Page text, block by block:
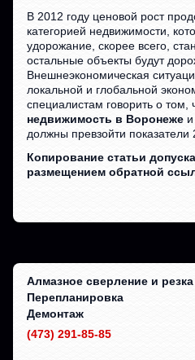
В 2012 году ценовой рост
категорией недвижимости,
удорожание, скорее всего,
остальные объекты будут
Внешнеэкономическая
локальной и глобальной
специалистам говорить о том,
недвижимость в Воронеже
должны превзойти показатели
Копирование статьи
размещением обратной
Алмазное сверление и
Перепланировка
Демонтаж
(473) 291-85-85